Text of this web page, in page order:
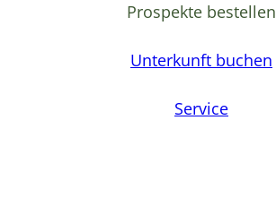
Prospekte bestellen
Unterkunft buchen
Service